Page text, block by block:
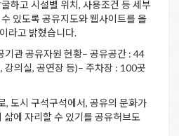
하고 시설별 위치, 사용조건 등 세부
있도록 공유지도와 웹사이트를 올
라고 밝혔습니다.
관 공유자원 현황– 공유공간 : 44
강의실, 공연장 등)– 주차장 : 100곳
, 도시 구석구석에서, 공유의 문화가
에 자리할 수 있기를 공유허브도